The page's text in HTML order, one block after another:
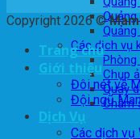
Các dịch vụ
Phòng
Chụp
Quay
Chăm
Copyright 2026 ©
Trang chủ
Giới thiệu
Đôi nét về
Đội ngũ
Dịch Vụ
Các dịch vụ